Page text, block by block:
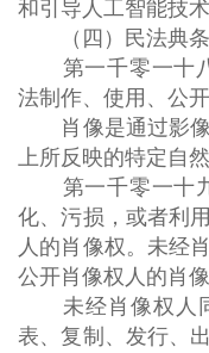
和引导人工智能技
（四）民法典条
第一千零一十八
法制作、使用、公
肖像是通过影像
上所反映的特定自
第一千零一十九
化、污损，或者利
人的肖像权。未经
公开肖像权人的肖
未经肖像权人同
表、复制、发行、